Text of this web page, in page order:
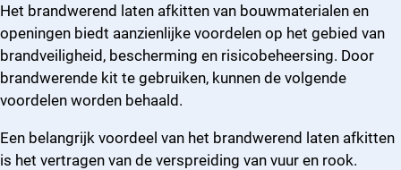
Het brandwerend laten afkitten van bouwmaterialen en
openingen biedt aanzienlijke voordelen op het gebied van
brandveiligheid, bescherming en risicobeheersing. Door
brandwerende kit te gebruiken, kunnen de volgende
voordelen worden behaald.
Een belangrijk voordeel van het brandwerend laten afkitten
is het vertragen van de verspreiding van vuur en rook.